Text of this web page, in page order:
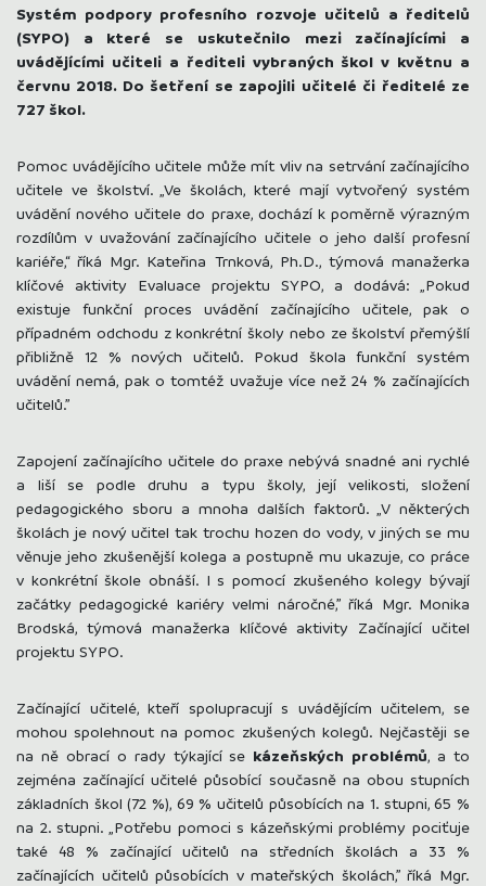
Systém podpory profesního rozvoje učitelů a ředitelů
(SYPO) a které se uskutečnilo mezi začínajícími a
uvádějícími učiteli a řediteli vybraných škol v květnu a
červnu 2018. Do šetření se zapojili učitelé či ředitelé ze
727 škol.
Pomoc uvádějícího učitele může mít vliv na setrvání začínajícího
učitele ve školství. „Ve školách, které mají vytvořený systém
uvádění nového učitele do praxe, dochází k poměrně výrazným
rozdílům v uvažování začínajícího učitele o jeho další profesní
kariéře,“ říká Mgr. Kateřina Trnková, Ph.D., týmová manažerka
klíčové aktivity Evaluace projektu SYPO, a dodává: „Pokud
existuje funkční proces uvádění začínajícího učitele, pak o
případném odchodu z konkrétní školy nebo ze školství přemýšlí
přibližně 12 % nových učitelů. Pokud škola funkční systém
uvádění nemá, pak o tomtéž uvažuje více než 24 % začínajících
učitelů.”
Zapojení začínajícího učitele do praxe nebývá snadné ani rychlé
a liší se podle druhu a typu školy, její velikosti, složení
pedagogického sboru a mnoha dalších faktorů. „V některých
školách je nový učitel tak trochu hozen do vody, v jiných se mu
věnuje jeho zkušenější kolega a postupně mu ukazuje, co práce
v konkrétní škole obnáší. I s pomocí zkušeného kolegy bývají
začátky pedagogické kariéry velmi náročné,” říká Mgr. Monika
Brodská, týmová manažerka klíčové aktivity Začínající učitel
projektu SYPO.
Začínající učitelé, kteří spolupracují s uvádějícím učitelem, se
mohou spolehnout na pomoc zkušených kolegů. Nejčastěji se
na ně obrací o rady týkající se kázeňských problémů, a to
zejména začínající učitelé působící současně na obou stupních
základních škol (72 %), 69 % učitelů působících na 1. stupni, 65 %
na 2. stupni. „Potřebu pomoci s kázeňskými problémy pociťuje
také 48 % začínající učitelů na středních školách a 33 %
začínajících učitelů působících v mateřských školách,” říká Mgr.